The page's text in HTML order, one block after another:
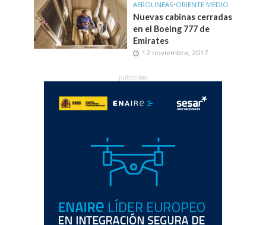
AEROLINEAS•ORIENTE MEDIO
Nuevas cabinas cerradas
en el Boeing 777 de
Emirates
12 noviembre, 2017